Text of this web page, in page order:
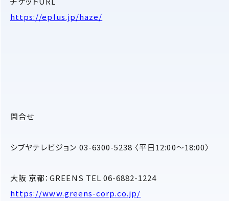
https://eplus.jp/haze/
問合せ
シブヤテレビジョン 03-6300-5238 〈平日12:00～18:00〉
大阪 京都：GREENS TEL 06-6882-1224
https://www.greens-corp.co.jp/